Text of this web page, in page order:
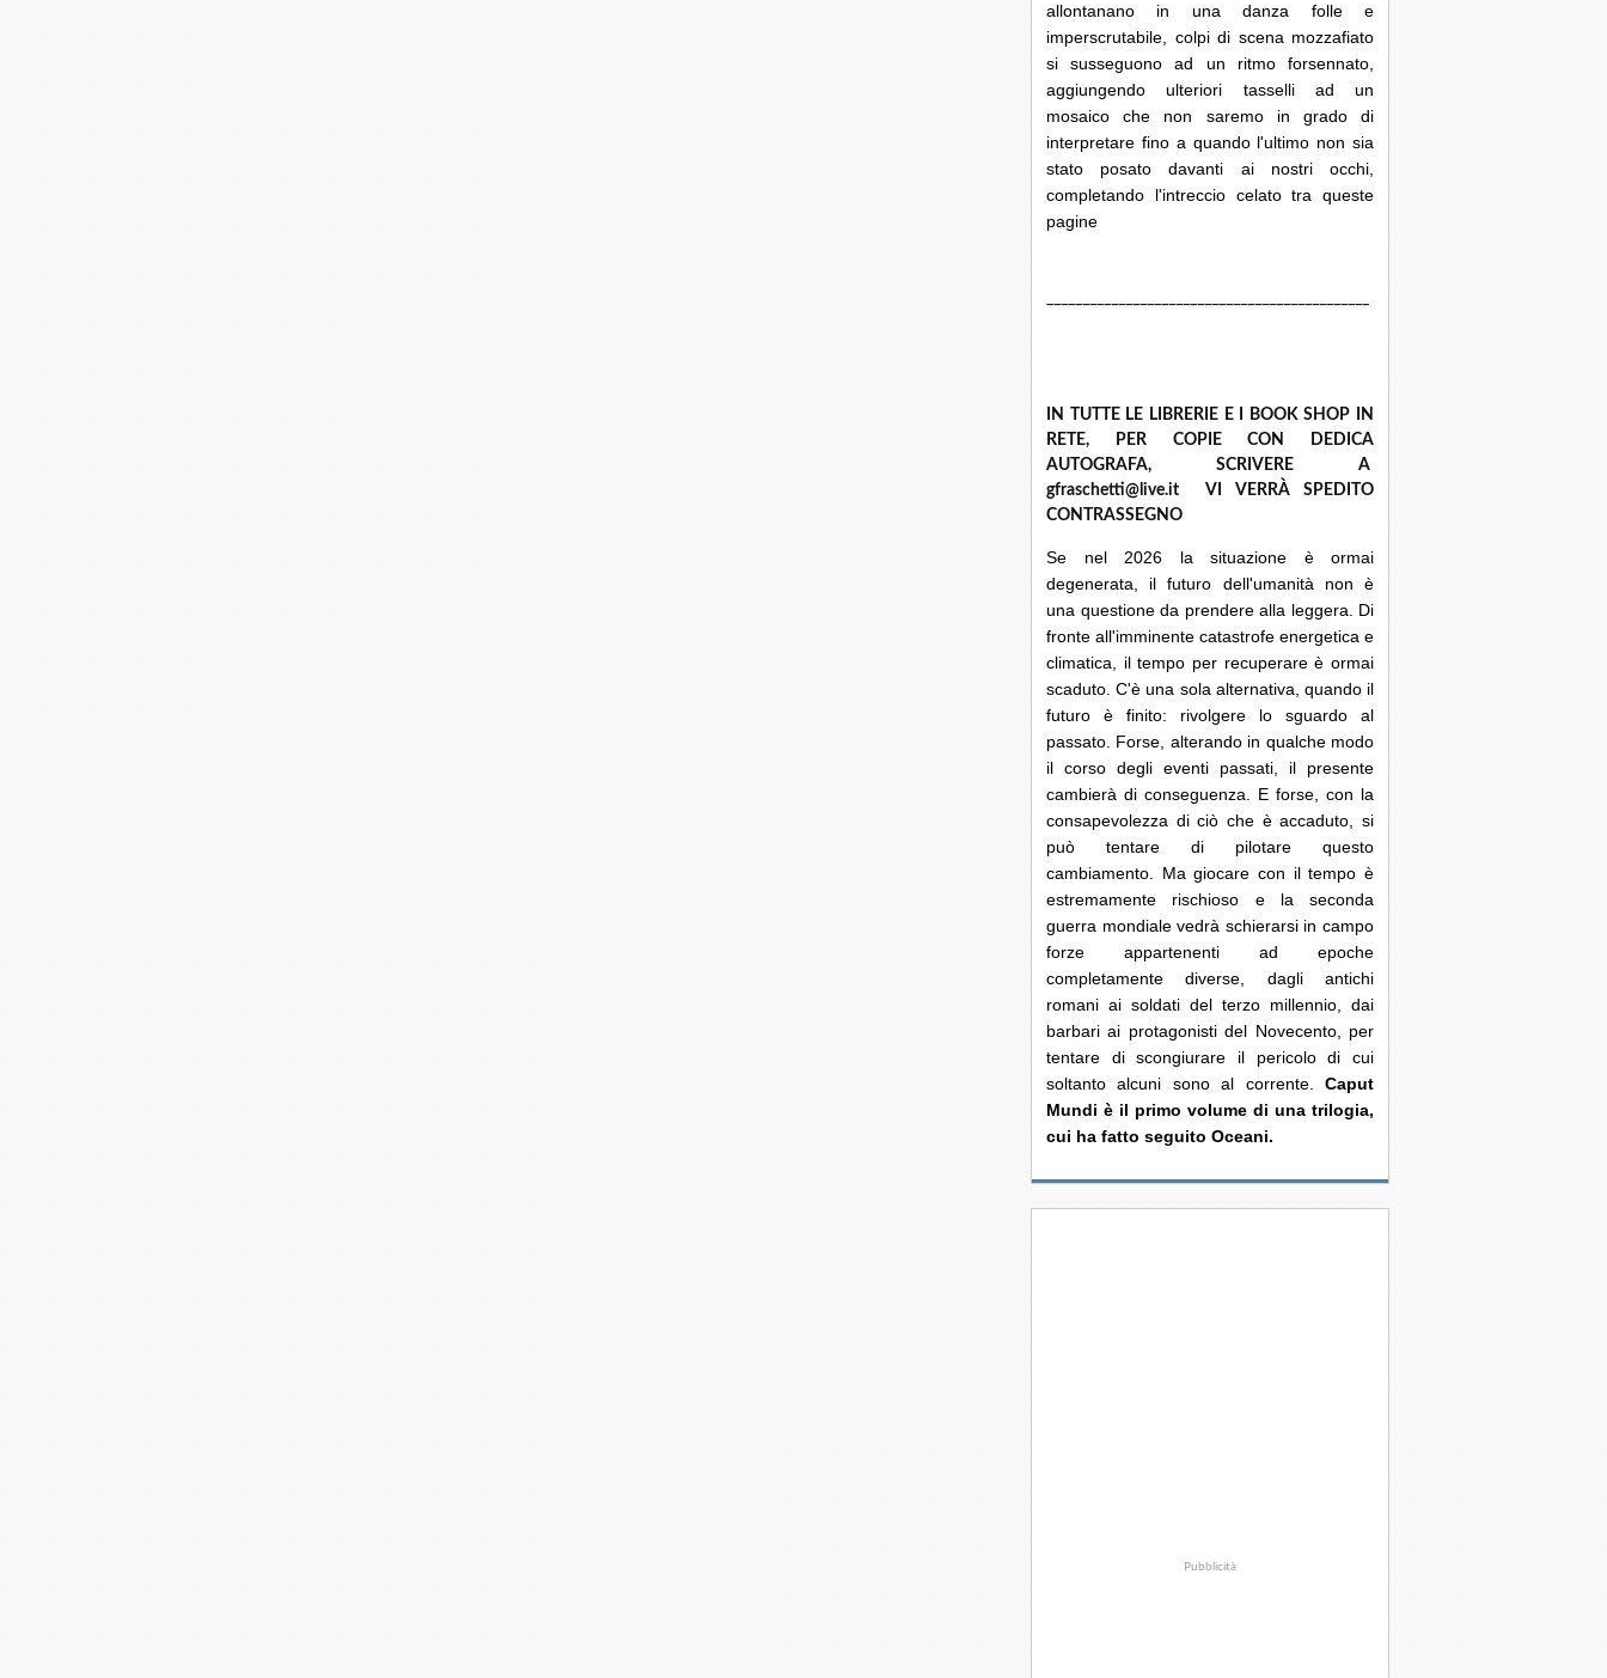
allontanano in una danza folle e
imperscrutabile, colpi di scena mozzafiato
si susseguono ad un ritmo forsennato,
aggiungendo ulteriori tasselli ad un
mosaico che non saremo in grado di
interpretare fino a quando l'ultimo non sia
stato posato davanti ai nostri occhi,
completando l'intreccio celato tra queste
pagine
IN TUTTE LE LIBRERIE E I BOOK SHOP IN
RETE, PER COPIE CON DEDICA
AUTOGRAFA, SCRIVERE A
gfraschetti@live.it VI VERRÀ SPEDITO
CONTRASSEGNO
Se nel 2026 la situazione è ormai
degenerata, il futuro dell'umanità non è
una questione da prendere alla leggera. Di
fronte all'imminente catastrofe energetica e
climatica, il tempo per recuperare è ormai
scaduto. C'è una sola alternativa, quando il
futuro è finito: rivolgere lo sguardo al
passato. Forse, alterando in qualche modo
il corso degli eventi passati, il presente
cambierà di conseguenza. E forse, con la
consapevolezza di ciò che è accaduto, si
può tentare di pilotare questo
cambiamento. Ma giocare con il tempo è
estremamente rischioso e la seconda
guerra mondiale vedrà schierarsi in campo
forze appartenenti ad epoche
completamente diverse, dagli antichi
romani ai soldati del terzo millennio, dai
barbari ai protagonisti del Novecento, per
tentare di scongiurare il pericolo di cui
soltanto alcuni sono al corrente. Caput
Mundi è il primo volume di una trilogia,
cui ha fatto seguito Oceani.
Pubblicità